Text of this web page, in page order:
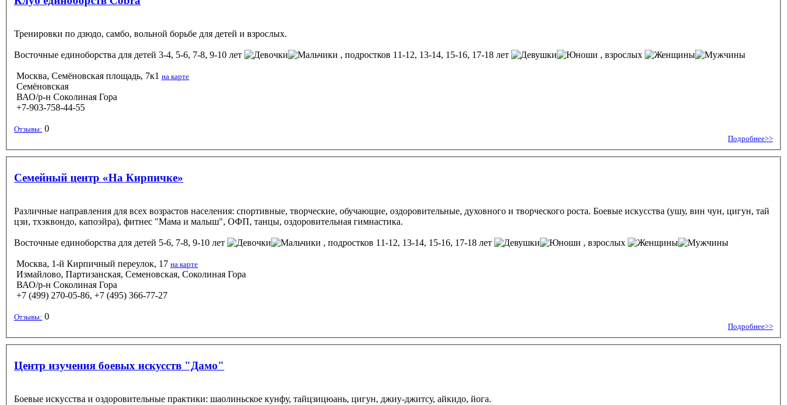
Тренировки по дзюдо, самбо, вольной борьбе для детей и взрослых.
Восточные единоборства для детей 3-4, 5-6, 7-8, 9-10 лет , подростков 11-12, 13-14, 15-16, 17-18 лет , взрослых
Москва, Семёновская площадь, 7к1 на карте
Семёновская
ВАО/р-н Соколиная Гора
+7-903-758-44-55
Отзывы: 0
Подробнее>>
Семейный центр «На Кирпичке»
Различные направления для всех возрастов населения: спортивные, творческие, обучающие, оздоровительные, духовного и творческого роста. Боевые искусства (ушу, вин чун, цигун, тай
цзи, тхэквондо, капоэйра), фитнес "Мама и малыш", ОФП, танцы, оздоровительная гимнастика.
Восточные единоборства для детей 5-6, 7-8, 9-10 лет , подростков 11-12, 13-14, 15-16, 17-18 лет , взрослых
Москва, 1-й Кирпичный переулок, 17 на карте
Измайлово, Партизанская, Семеновская, Соколиная Гора
ВАО/р-н Соколиная Гора
+7 (499) 270-05-86, +7 (495) 366-77-27
Отзывы: 0
Подробнее>>
Центр изучения боевых искусств "Дамо"
Боевые искусства и оздоровительные практики: шаолиньское кунфу, тайцзицюань, цигун, джиу-джитсу, айкидо, йога.